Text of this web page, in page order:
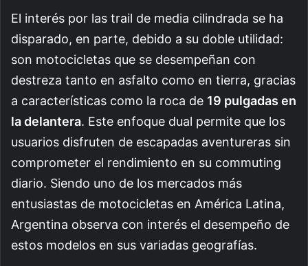
El interés por las trail de media cilindrada se ha
disparado, en parte, debido a su doble utilidad:
son motocicletas que se desempeñan con
destreza tanto en asfalto como en tierra, gracias
a características como la roca de 19 pulgadas en
la delantera. Este enfoque dual permite que los
usuarios disfruten de escapadas aventureras sin
comprometer el rendimiento en su commuting
diario. Siendo uno de los mercados más
entusiastas de motocicletas en América Latina,
Argentina observa con interés el desempeño de
estos modelos en sus variadas geografías.